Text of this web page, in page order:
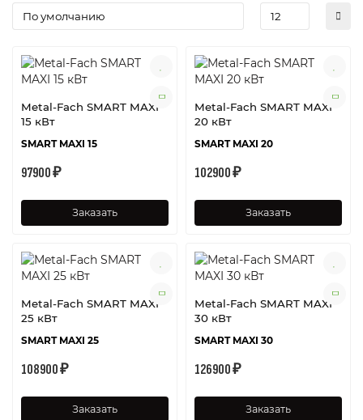
Metal-Fach SMART MAXI
15 кВт
SMART MAXI 15
97900 ₽
Заказать
Metal-Fach SMART MAXI
20 кВт
SMART MAXI 20
102900 ₽
Заказать
Metal-Fach SMART MAXI
25 кВт
SMART MAXI 25
108900 ₽
Заказать
Metal-Fach SMART MAXI
30 кВт
SMART MAXI 30
126900 ₽
Заказать